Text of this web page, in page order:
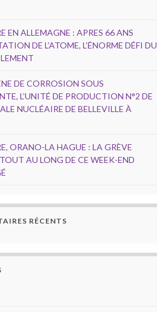
EN ALLEMAGNE : APRES 66 ANS
DE L’ATOME, L’ÉNORME DÉFI DU
DE CORROSION SOUS
L’UNITÉ DE PRODUCTION N°2 DE
NUCLÉAIRE DE BELLEVILLE À
ORANO-LA HAGUE : LA GRÈVE
AU LONG DE CE WEEK-END
RÉCENTS